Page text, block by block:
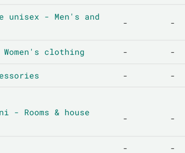
- Men's and
- -
clothing - -
- -
- Rooms & house
- -
- -